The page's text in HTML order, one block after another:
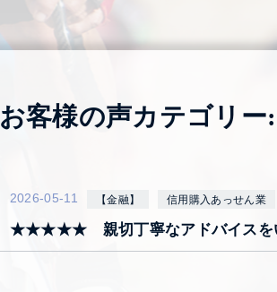
お客様の声カテゴリ
2026-05-11 【金融】 信用購入あっせん業
★★★★★ 親切丁寧なアドバイスを